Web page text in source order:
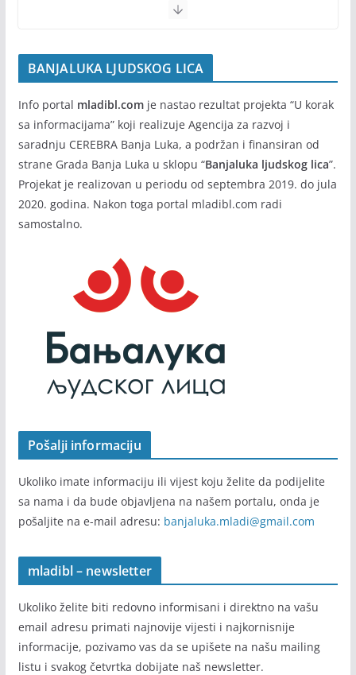
BANJALUKA LJUDSKOG LICA
Info portal mladibl.comje nastao rezultat projekta “U korak
sa informacijama” koji realizuje Agencija za razvoj i
saradnju CEREBRA Banja Luka, a podržan i finansiran od
strane Grada Banja Luka u sklopu “Banjaluka ljudskog lica”.
Projekat je realizovan u periodu od septembra 2019. do jula
2020. godina. Nakon toga portal mladibl.com radi
samostalno.
Pošalji informaciju
Ukoliko imate informaciju ili vijest koju želite da podijelite
sa nama i da bude objavljena na našem portalu, onda je
pošaljite na e-mail adresu: banjaluka.mladi@gmail.com
mladibl – newsletter
Ukoliko želite biti redovno informisani i direktno na vašu
email adresu primati najnovije vijesti i najkornisnije
informacije, pozivamo vas da se upišete na našu mailing
listu i svakog četvrtka dobijate naš newsletter.